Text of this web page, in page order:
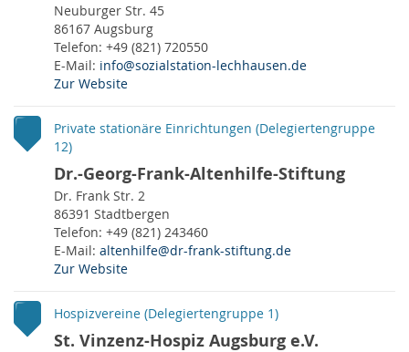
Neuburger Str. 45
86167 Augsburg
Telefon: +49 (821) 720550
E-Mail: info@sozialstation-lechhausen.de
Zur Website
Private stationäre Einrichtungen (Delegiertengruppe
12)
Dr.-Georg-Frank-Altenhilfe-Stiftung
Dr. Frank Str. 2
86391 Stadtbergen
Telefon: +49 (821) 243460
E-Mail: altenhilfe@dr-frank-stiftung.de
Zur Website
Hospizvereine (Delegiertengruppe 1)
St. Vinzenz-Hospiz Augsburg e.V.